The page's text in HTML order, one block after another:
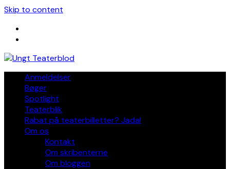
Skip to content
Anmeldelser
Bøger
Spotlight
Teaterblik
Rabat på teaterbilletter? Jada!
Om os
Kontakt
Om skribenterne
Om bloggen